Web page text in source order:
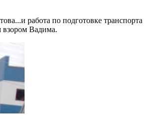
работа по подготовке транспорта
взором Вадима.